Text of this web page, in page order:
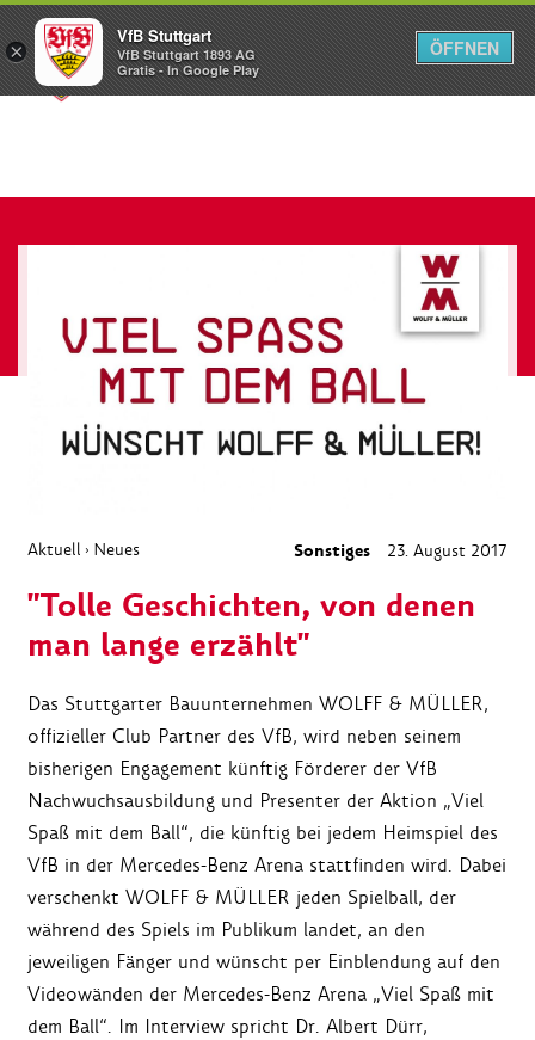
Menü
Aktuell › Neues Sonstiges 23. August 2017
"Tolle Geschichten, von denen
man lange erzählt"
Das Stuttgarter Bauunternehmen WOLFF & MÜLLER,
offizieller Club Partner des VfB, wird neben seinem
bisherigen Engagement künftig Förderer der VfB
Nachwuchsausbildung und Presenter der Aktion „Viel
Spaß mit dem Ball“, die künftig bei jedem Heimspiel des
VfB in der Mercedes-Benz Arena stattfinden wird. Dabei
verschenkt WOLFF & MÜLLER jeden Spielball, der
während des Spiels im Publikum landet, an den
jeweiligen Fänger und wünscht per Einblendung auf den
Videowänden der Mercedes-Benz Arena „Viel Spaß mit
dem Ball“. Im Interview spricht Dr. Albert Dürr,
×
VfB Stuttgart
VfB Stuttgart 1893 AG
Gratis - In Google Play
ÖFFNEN